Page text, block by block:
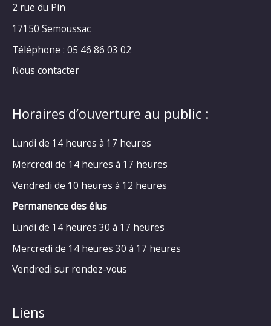
2 rue du Pin
17150 Semoussac
Téléphone : 05 46 86 03 02
Nous contacter
Horaires d’ouverture au public :
Lundi de 14 heures à 17 heures
Mercredi de 14 heures à 17 heures
Vendredi de 10 heures à 12 heures
Permanence des élus
Lundi de 14 heures 30 à 17 heures
Mercredi de 14 heures 30 à 17 heures
Vendredi sur rendez-vous
Liens